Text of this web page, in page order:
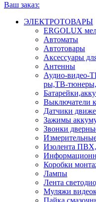
Ваш заказ:
ЭЛЕКТРОТОВАРЫ
ERGOLUX
Автоматы
Автотовары
Аксессуары
Антенны
Аудио-видео-
ры,ТВ-
Выключатели
Датчики
Зажимы
Звонки
Изолента
Коробки
Лампы
Лента
Муляжи